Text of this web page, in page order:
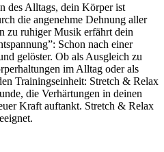
des Alltags, dein Körper ist
die angenehme Dehnung aller
zu ruhiger Musik erfährt dein
Schon nach einer
gelöster. Ob als Ausgleich zu
im Alltag oder als
Trainingseinheit: Stretch & Relax
die Verhärtungen in deinen
Kraft auftankt. Stretch & Relax